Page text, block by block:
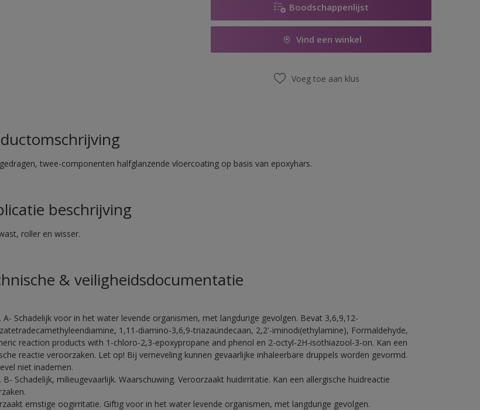
Boodschappenlijst
Vind een winkel
Voeg toe aan klus
twee-componenten halfglanzende vloercoating op basis van epoxyhars.
beschrijving
roller en wisser.
& veiligheidsdocumentatie
A- Schadelijk voor in het water levende organismen, met langdurige gevolgen. Bevat 3,6,9,12-
1,11-diamino-3,6,9-triazaündecaan, 2,2'-iminodi(ethylamine), Formaldehyde,
reaction products with 1-chloro-2,3-epoxypropane and phenol en 2-octyl-2H-isothiazool-3-on. Kan een
reactie veroorzaken. Let op! Bij verneveling kunnen gevaarlijke inhaleerbare druppels worden gevormd.
niet inademen.
B- Schadelijk, milieugevaarlijk. Waarschuwing. Veroorzaakt huidirritatie. Kan een allergische huidreactie
ernstige oogirritatie. Giftig voor in het water levende organismen, met langdurige gevolgen.